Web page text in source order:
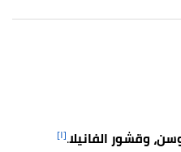
وقشور الفانيلا.[١]